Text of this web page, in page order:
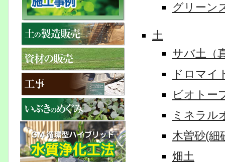
グリーン
土
サバ土（
ドロマイ
ビオトー
ミネラル
木曽砂(細
畑土